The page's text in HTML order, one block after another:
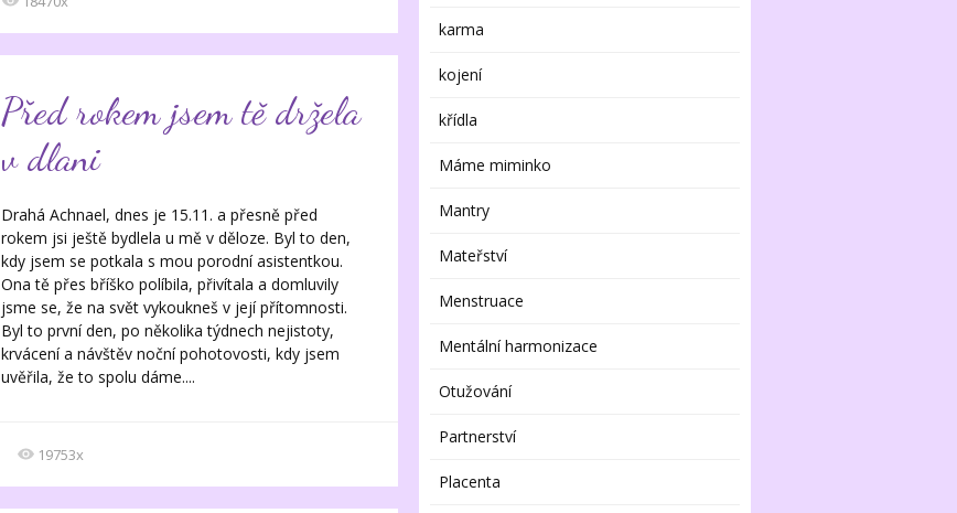
Před rokem jsem tě držela
v dlani
Drahá Achnael, dnes je 15.11. a přesně před
rokem jsi ještě bydlela u mě v děloze. Byl to den,
kdy jsem se potkala s mou porodní asistentkou.
Ona tě přes bříško políbila, přivítala a domluvily
jsme se, že na svět vykoukneš v její přítomnosti.
Byl to první den, po několika týdnech nejistoty,
krvácení a návštěv noční pohotovosti, kdy jsem
uvěřila, že to spolu dáme....
19753x
karma
kojení
křídla
Máme miminko
Mantry
Mateřství
Menstruace
Mentální harmonizace
Otužování
Partnerství
Placenta